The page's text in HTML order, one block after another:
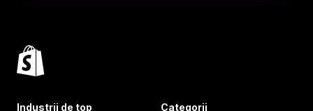
Industrii de top Categorii